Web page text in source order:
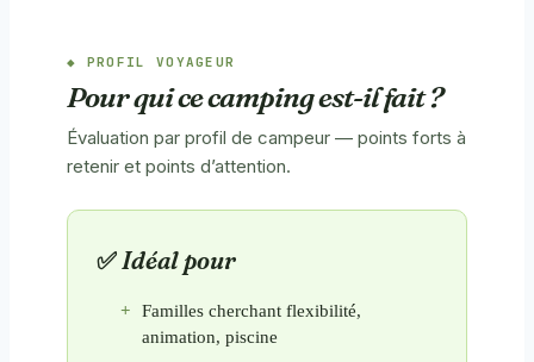
PROFIL VOYAGEUR
Pour qui ce camping est-il fait ?
Évaluation par profil de campeur — points forts à
retenir et points d’attention.
Idéal pour
Familles cherchant flexibilité,
animation, piscine